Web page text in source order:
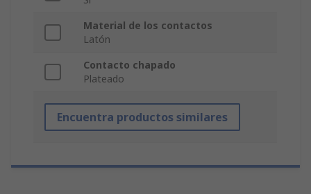
Material de los contactos
Latón
Contacto chapado
Plateado
Encuentra productos similares